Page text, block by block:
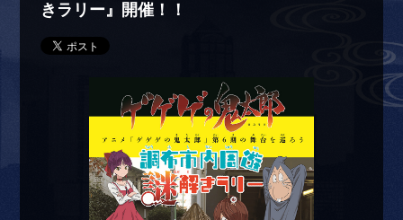
きラリー』開催！！